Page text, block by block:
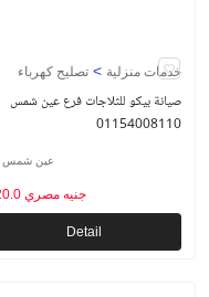
خدمات منزلية > تصليح كهرباء
صيانة بيكو للثلاجات فرع عين شمس
01154008110
عين شمس
120.0 جنيه مصري
Detail